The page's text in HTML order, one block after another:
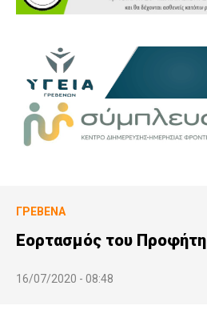
ΓΡΕΒΕΝΆ
Εορτασμός του Προφήτη
16/07/2020 - 08:48